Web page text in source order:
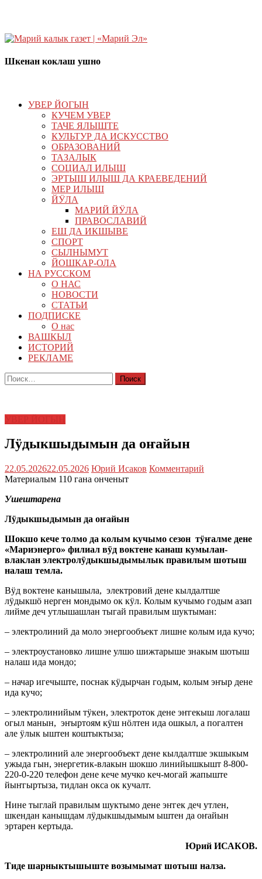
Шкенан коклаш ушно
УВЕР ЙОГЫН
КУЧЕМ УВЕР
ТАЧЕ ЯЛЫШТЕ
КУЛЬТУР ДА ИСКУССТВО
ОБРАЗОВАНИЙ
ТАЗАЛЫК
СОЦИАЛ ИЛЫШ
ЭРТЫШ ИЛЫШ ДА КРАЕВЕДЕНИЙ
МЕР ИЛЫШ
ЙӰЛА
МАРИЙ ЙӰЛА
ПРАВОСЛАВИЙ
ЕШ ДА ИКШЫВЕ
СПОРТ
СЫЛНЫМУТ
ЙОШКАР-ОЛА
НА РУССКОМ
О НАС
НОВОСТИ
СТАТЬИ
ПОДПИСКЕ
О нас
ВАШКЫЛ
ИСТОРИЙ
РЕКЛАМЕ
Найти:
Лӱдыкшыдымын да оҥайын
22.05.202622.05.2026 Юрий Исаков Комментарий
Материалым 110 гана онченыт
Ушештарена
Лӱдыкшыдымын да оҥайын
Шокшо кече толмо да колым кучымо сезон тӱҥалме дене
«Мариэнерго» филиал вӱд воктене канаш кумылан-
влаклан электролӱдыкшыдымылык правилым шотыш
налаш темла.
Вӱд воктене канышыла, электровий дене кылдалтше
лӱдыкшӧ нерген мондымо ок кӱл. Колым кучымо годым азап
лийме деч утлышашлан тыгай правилым шуктыман:
– электролиний да моло энергообъект лишне колым ида кучо;
– электроустановко лишне улшо шижтарыше знакым шотыш
налаш ида мондо;
– начар игечыште, поснак кӱдырчан годым, колым эҥыр дене
ида кучо;
– электролинийым тӱкен, электроток дене эҥгекыш логалаш
огыл манын, эҥыртоям кӱш нӧлтен ида ошкыл, а погалтен
але ӱлык ыштен коштыктыза;
– электролиний але энергообъект дене кылдалтше экшыкым
ужыда гын, энергетик-влакын шокшо линийышкышт 8-800-
220-0-220 телефон дене кече мучко кеч-могай жапыште
йыҥгыртыза, тидлан окса ок кучалт.
Нине тыглай правилым шуктымо дене эҥгек деч утлен,
шкендан канышдам лӱдыкшыдымым ыштен да оҥайын
эртарен кертыда.
Юрий ИСАКОВ.
Тиде шарныктышыште возымымат шотыш налза.